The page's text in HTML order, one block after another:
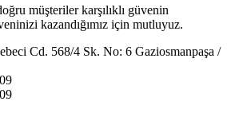
müşteriler karşılıklı güvenin
kazandığımız için mutluyuz.
Cd. 568/4 Sk. No: 6 Gaziosmanpaşa /